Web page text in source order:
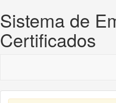
Sistema de
Certificados